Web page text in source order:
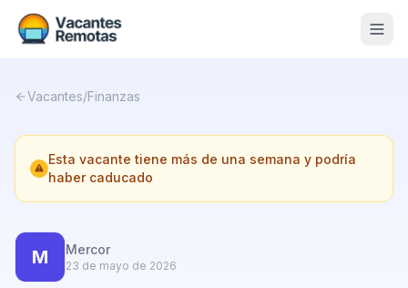
Nosotros
Contacto
Calculadora Freelance
Vacantes/Finanzas
Esta vacante tiene más de una semana y podría
haber caducado
M Mercor
23 de mayo de 2026